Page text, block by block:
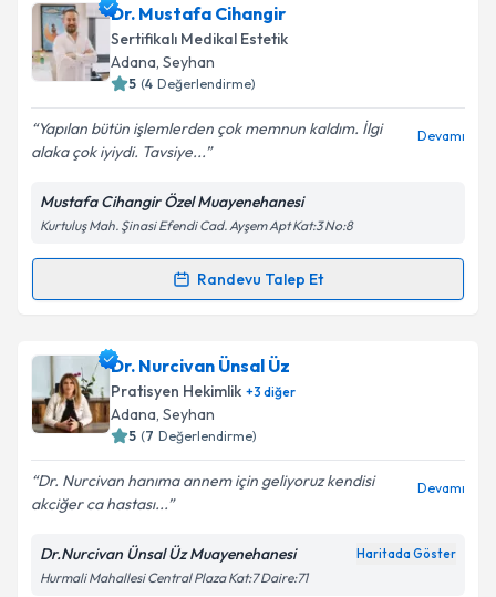
Takvim Talebini Gönder
Dr. Ebru Gereniçin randevu takvimi talebi oluşturun.
Size bu uzmandan randevu almanız için bir takvim
hazırlandığında e-posta ile bilgilendireceğiz.
Kişisel verilerimin işlenmesine ilişkin
Metni'ni okudum ve kişisel verilerimin belirtilen
kapsamda işlenmesini kabul ediyorum.
Dr. Mustafa Cihangir
Sertifikalı Medikal Estetik
Adana, Seyhan
5 (4 Değerlendirme)
Yapılan bütün işlemlerden çok memnun kaldım. İlgi
alaka çok iyiydi. Tavsiye...
Devamı
Mustafa Cihangir Özel Muayenehanesi
Kurtuluş Mah. Şinasi Efendi Cad. Ayşem Apt Kat:3 No:8
Randevu Talep Et
Randevu Takvimi Talebi
Dr. Mustafa Cihangiriçin randevu takvimi talebi
oluşturun. Size bu uzmandan randevu almanız için bir
takvim hazırlandığında e-posta ile bilgilendireceğiz.
Kişisel verilerimin işlenmesine ilişkin
Aydınlatma
Metni'ni okudum ve kişisel verilerimin belirtilen
Dr. Nurcivan Ünsal Üz
Pratisyen Hekimlik +3 diğer
Adana, Seyhan
5 (7 Değerlendirme)
Dr. Nurcivan hanıma annem için geliyoruz kendisi
akciğer ca hastası...
Devamı
Dr.Nurcivan Ünsal Üz Muayenehanesi Haritada Göster
Hurmali Mahallesi Central Plaza Kat:7 Daire:71